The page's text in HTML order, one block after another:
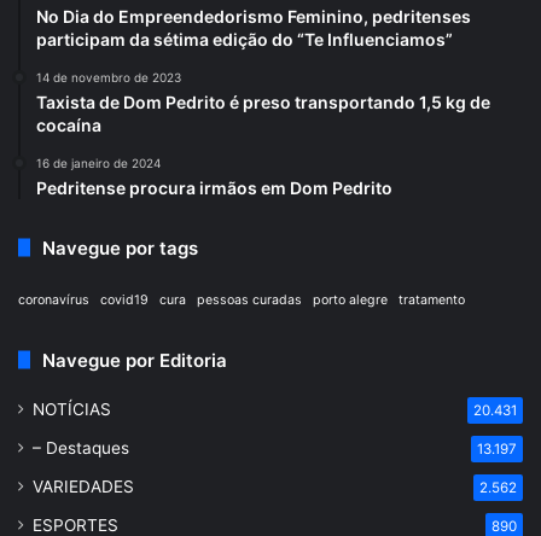
No Dia do Empreendedorismo Feminino, pedritenses
participam da sétima edição do “Te Influenciamos”
14 de novembro de 2023
Taxista de Dom Pedrito é preso transportando 1,5 kg de
cocaína
16 de janeiro de 2024
Pedritense procura irmãos em Dom Pedrito
Navegue por tags
coronavírus covid19 cura pessoas curadas porto alegre tratamento
Navegue por Editoria
NOTÍCIAS 20.431
– Destaques 13.197
VARIEDADES 2.562
ESPORTES 890